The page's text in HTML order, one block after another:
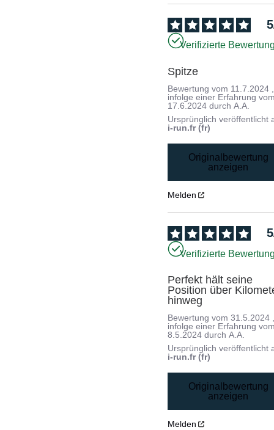
5
Verifizierte
Spitze
Bewertung vom 11.7.2024
infolge einer Erfahrung
17.6.2024 durchA.A.
Ursprünglich veröffentlicht
i-run.fr (fr)
Originalbewertung
anzeigen
Melden
5
Verifizierte
Perfekt hält seine
Position über
hinweg
Bewertung vom31.5.2024
infolge einer Erfahrung
8.5.2024 durchA.A.
Ursprünglich veröffentlicht
i-run.fr (fr)
Originalbewertung
anzeigen
Melden